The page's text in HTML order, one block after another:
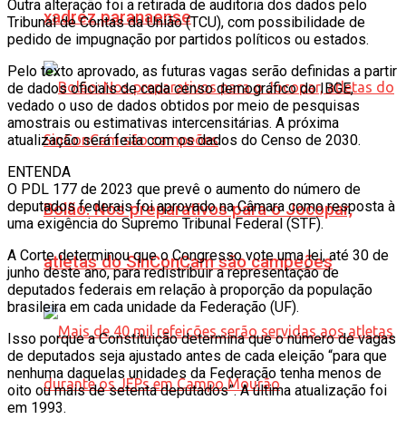
xadrez paranaense
Bolão: Nos preparativos para o Jocopar,
atletas do SinConCam são campeões
Outra alteração foi a retirada de auditoria dos dados pelo
Tribunal de Contas da União (TCU), com possibilidade de
pedido de impugnação por partidos políticos ou estados.
Pelo texto aprovado, as futuras vagas serão definidas a partir
de dados oficiais de cada censo demográfico do IBGE,
vedado o uso de dados obtidos por meio de pesquisas
amostrais ou estimativas intercensitárias. A próxima
atualização será feita com os dados do Censo de 2030.
ENTENDA
O PDL 177 de 2023 que prevê o aumento do número de
deputados federais foi aprovado na Câmara como resposta à
uma exigência do Supremo Tribunal Federal (STF).
A Corte determinou que o Congresso vote uma lei, até 30 de
junho deste ano, para redistribuir a representação de
deputados federais em relação à proporção da população
brasileira em cada unidade da Federação (UF).
Isso porque a Constituição determina que o número de vagas
de deputados seja ajustado antes de cada eleição “para que
nenhuma daquelas unidades da Federação tenha menos de
oito ou mais de setenta deputados”. A última atualização foi
em 1993.